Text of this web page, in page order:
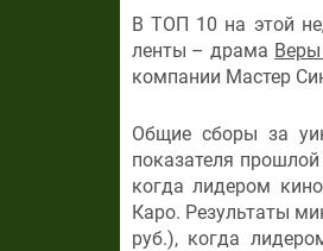
В ТОП 10 на этой
ленты – драма
компании Мастер
Общие сборы за
показателя
когда лидером
Каро. Результаты
руб.), когда